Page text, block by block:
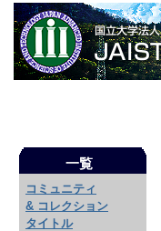
一覧
コミュニティ
& コレクション
タイトル